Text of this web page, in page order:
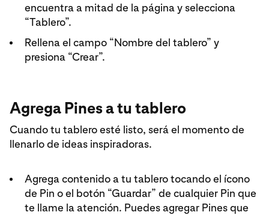
encuentra a mitad de la página y selecciona
“Tablero”.
Rellena el campo “Nombre del tablero” y
presiona “Crear”.
Agrega Pines a tu tablero
Cuando tu tablero esté listo, será el momento de
llenarlo de ideas inspiradoras.
Agrega contenido a tu tablero tocando el ícono
de Pin o el botón “Guardar” de cualquier Pin que
te llame la atención. Puedes agregar Pines que